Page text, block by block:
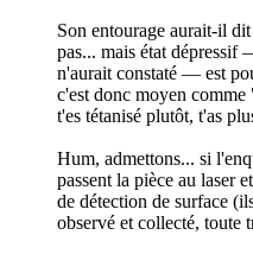
Son entourage aurait-il
pas... mais état dépressif
n'aurait constaté — est
c'est donc moyen
t'es tétanisé plutôt, t'as
Hum, admettons... si
passent la pièce au laser
de détection de surface
observé et collecté, toute